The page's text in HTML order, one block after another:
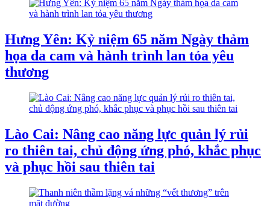
Hưng Yên: Kỷ niệm 65 năm Ngày thảm
họa da cam và hành trình lan tỏa yêu
thương
Lào Cai: Nâng cao năng lực quản lý rủi
ro thiên tai, chủ động ứng phó, khắc phục
và phục hồi sau thiên tai